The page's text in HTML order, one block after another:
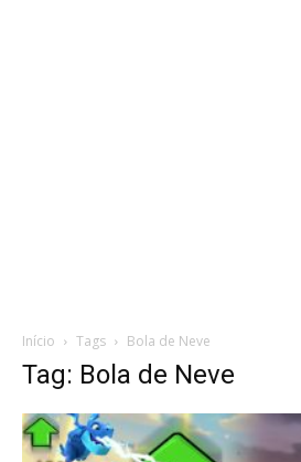
Início Tags Bola de Neve
Tag: Bola de Neve